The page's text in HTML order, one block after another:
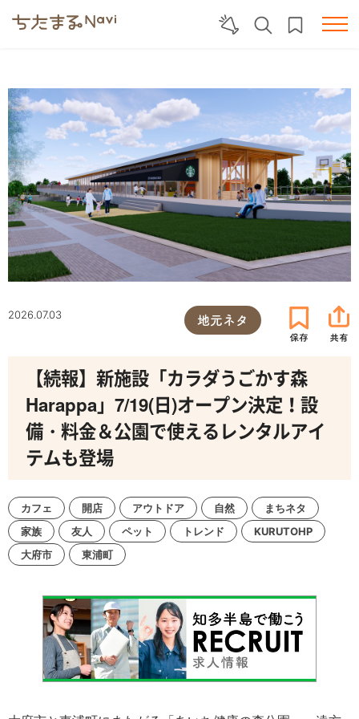
2026.07.03 地元ネタ
【続報】新施設「カラダうごかす森
Harappa」7/19(日)オープン決定！設
備・料金＆公園で使えるレンタルアイ
テムも登場
カフェ 開店 アウトドア 自然
まちネタ
家族
友人 ペット トレンド
KURUTOHP
大府市
東浦町